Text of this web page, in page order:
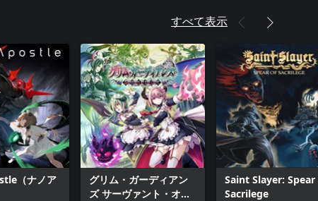
すべて表示
（ナノア
グリム・ガーディアン
ズ サーヴァント・オ
Saint Slayer:
Sacrilege